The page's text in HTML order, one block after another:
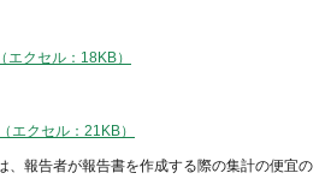
（エクセル：18KB）
（エクセル：21KB）
報告者が報告書を作成する際の集計の便宜の